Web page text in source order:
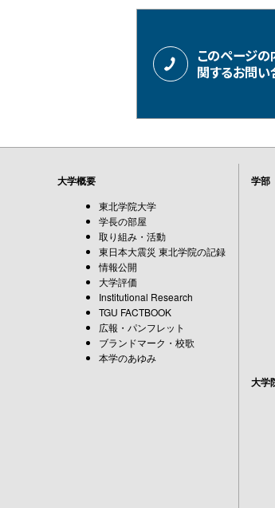
このページの
関するお問い
大学概要
東北学院大学
学長の部屋
取り組み・活動
東日本大震災 東北学院の記録
情報公開
大学評価
Institutional Research
TGU FACTBOOK
広報・パンフレット
ブランドマーク・校歌
本学のあゆみ
学部
大学